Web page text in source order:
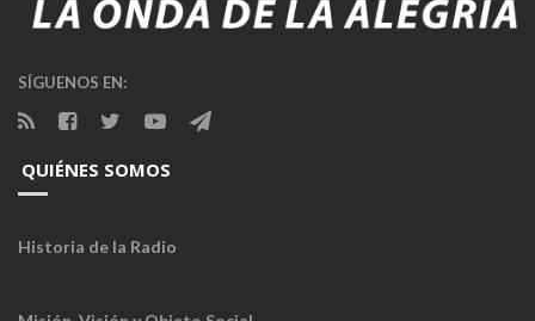
SÍGUENOS EN:
QUIÉNES SOMOS
Historia de la Radio